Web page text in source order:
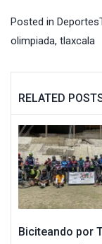
Posted in Deportes
olimpiada, tlaxcala
RELATED
Biciteando por